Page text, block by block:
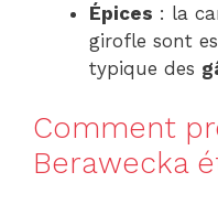
Épices : la
girofle sont
typique des
Comment
Berawecka